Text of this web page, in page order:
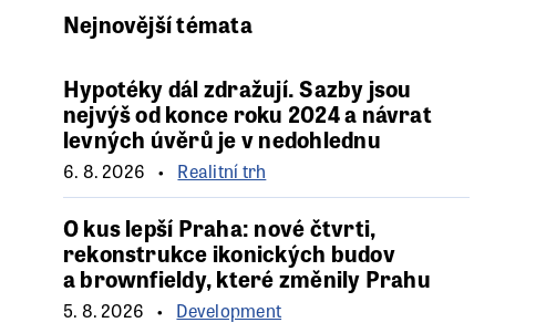
Nejnovější témata
Hypotéky dál zdražují. Sazby jsou
nejvýš od konce roku 2024 a návrat
levných úvěrů je v nedohlednu
6. 8. 2026 Realitní trh
O kus lepší Praha: nové čtvrti,
rekonstrukce ikonických budov
a brownfieldy, které změnily Prahu
5. 8. 2026 Development